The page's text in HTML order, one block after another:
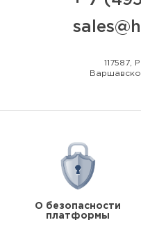
117587,
О безопасности
платформы